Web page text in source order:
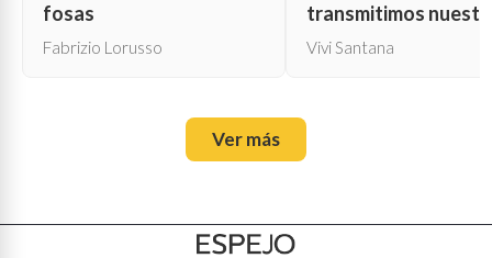
fosas
Fabrizio Lorusso
transmitimos
propia muerte
Vivi Santana
Ver más